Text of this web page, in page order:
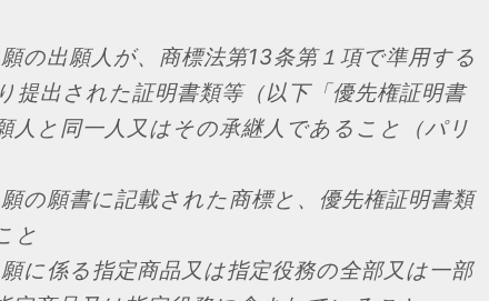
の出願人が、商標法第13条第１項で準用する
提出された証明書類等（以下「優先権証明書
人と同一人又はその承継人であること（パリ
の願書に記載された商標と、優先権証明書類
と
に係る指定商品又は指定役務の全部又は一部